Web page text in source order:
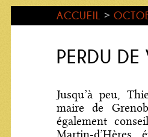
ACCUEIL >
PERDU DE
Jusqu’à peu,
maire de
également
Martin-